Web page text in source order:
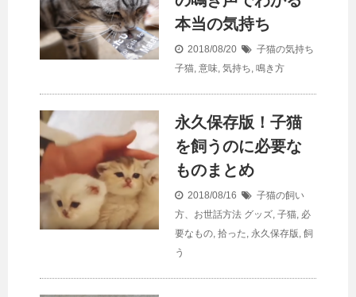
本当の気持ち
2018/08/20
子猫の気持ち
子猫, 意味, 気持ち, 鳴き方
永久保存版！子猫
を飼うのに必要な
ものまとめ
2018/08/16
子猫の飼い
方、お世話方法 グッズ, 子猫, 必
要なもの, 拾った, 永久保存版, 飼
う